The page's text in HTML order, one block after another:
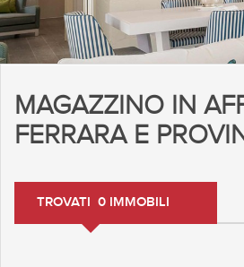
MAGAZZINO IN
FERRARA E
TROVATI 0 IMMOBILI